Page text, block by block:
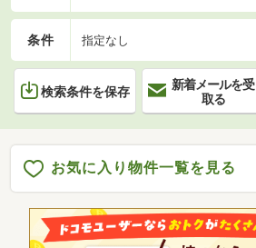
条件 指定なし
検索条件を保存
新着メールを受
取る
お気に入り物件一覧を見る